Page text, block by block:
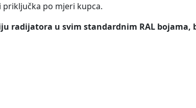
po mjeri kupca.
radijatora u svim standardnim RAL bojama,